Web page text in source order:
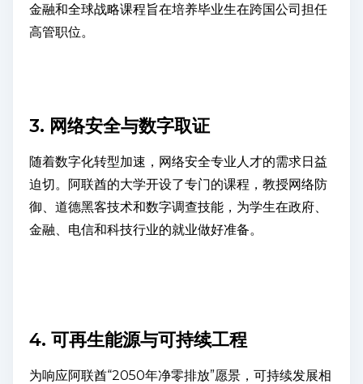
金融和全球战略课程旨在培养毕业生在跨国公司担任
高管职位。
3. 网络安全与数字取证
随着数字化转型加速，网络安全专业人才的需求日益
迫切。阿联酋的大学开设了专门的课程，教授网络防
御、道德黑客技术和数字调查技能，为学生在政府、
金融、电信和科技行业的就业做好准备。
4. 可再生能源与可持续工程
为响应阿联酋“2050年净零排放”愿景，可持续发展相